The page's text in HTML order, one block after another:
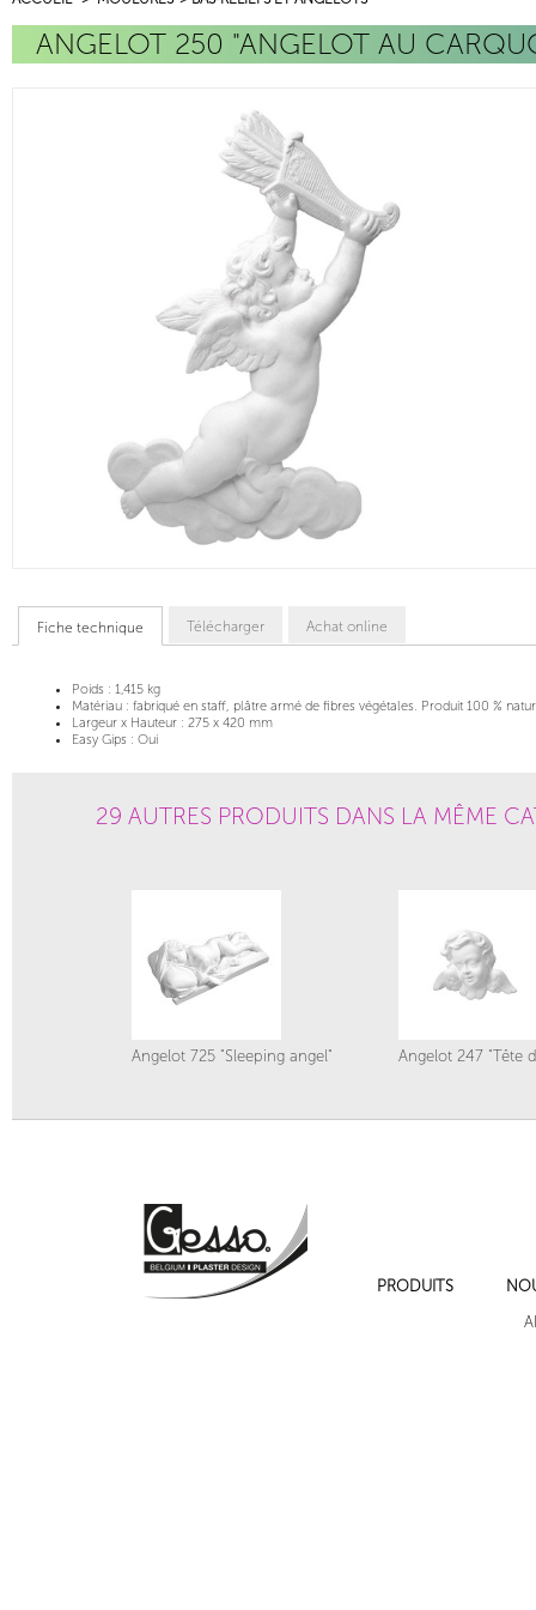
ANGELOT 250 "ANGELOT AU
Fiche technique Télécharger Achat online
Poids : 1,415 kg
Matériau : fabriqué en staff, plâtre armé de fibres végétales. Produit 100 %
Largeur x Hauteur : 275 x 420 mm
Easy Gips : Oui
29 AUTRES PRODUITS DANS LA MÊME
Angelot 725 "Sleeping angel" Angelot 247 "Tête
Bas-relief 1011 "Fronton"
PRODUITS